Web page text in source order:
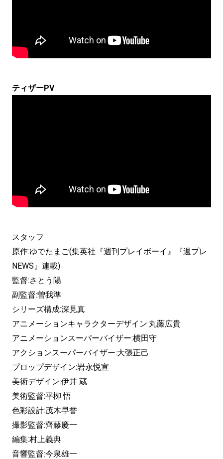
ティザーPV
スタッフ
原作:ゆでたまご(集英社『週刊プレイボーイ』『週プレ
NEWS』連載)
監督:さとう陽
副監督:曽我準
シリーズ構成:深見真
アニメーションキャラクターデザイン:丸藤広貴
アニメーションスーパーバイザー:横田守
アクションスーパーバイザー:大張正己
プロップデザイン:岩永悦宣
美術デザイン:伊井 蔵
美術監督:平栁 悟
色彩設計:茂木早誉
撮影監督:齊藤慶一
編集:村上義典
音響監督:今泉雄一